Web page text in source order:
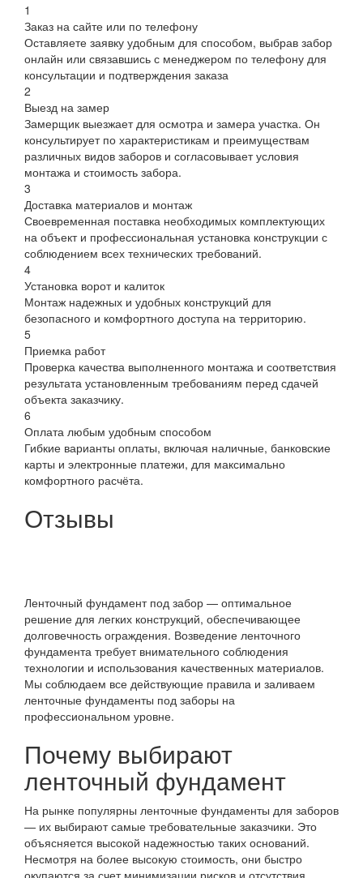
1
Заказ на сайте или по телефону
Оставляете заявку удобным для способом, выбрав забор
онлайн или связавшись с менеджером по телефону для
консультации и подтверждения заказа
2
Выезд на замер
Замерщик выезжает для осмотра и замера участка. Он
консультирует по характеристикам и преимуществам
различных видов заборов и согласовывает условия
монтажа и стоимость забора.
3
Доставка материалов и монтаж
Своевременная поставка необходимых комплектующих
на объект и профессиональная установка конструкции с
соблюдением всех технических требований.
4
Установка ворот и калиток
Монтаж надежных и удобных конструкций для
безопасного и комфортного доступа на территорию.
5
Приемка работ
Проверка качества выполненного монтажа и соответствия
результата установленным требованиям перед сдачей
объекта заказчику.
6
Оплата любым удобным способом
Гибкие варианты оплаты, включая наличные, банковские
карты и электронные платежи, для максимально
комфортного расчёта.
Отзывы
Ленточный фундамент под забор — оптимальное
решение для легких конструкций, обеспечивающее
долговечность ограждения. Возведение ленточного
фундамента требует внимательного соблюдения
технологии и использования качественных материалов.
Мы соблюдаем все действующие правила и заливаем
ленточные фундаменты под заборы на
профессиональном уровне.
Почему выбирают
ленточный фундамент
На рынке популярны ленточные фундаменты для заборов
— их выбирают самые требовательные заказчики. Это
объясняется высокой надежностью таких оснований.
Несмотря на более высокую стоимость, они быстро
окупаются за счет минимизации рисков и отсутствия